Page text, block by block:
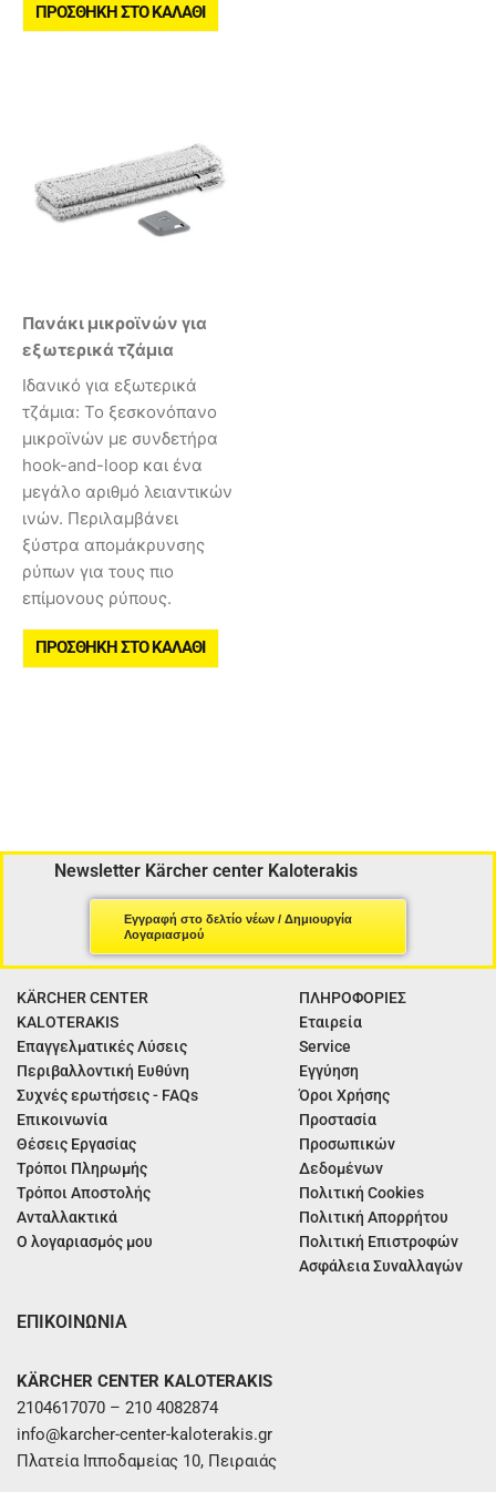
ΠΡΟΣΘΉΚΗ ΣΤΟ ΚΑΛΆΘΙ
Πανάκι μικροϊνών για
εξωτερικά τζάμια
Ιδανικό για εξωτερικά
τζάμια: Το ξεσκονόπανο
μικροϊνών με συνδετήρα
hook-and-loop και ένα
μεγάλο αριθμό λειαντικών
ινών. Περιλαμβάνει
ξύστρα απομάκρυνσης
ρύπων για τους πιο
επίμονους ρύπους.
ΠΡΟΣΘΉΚΗ ΣΤΟ ΚΑΛΆΘΙ
Newsletter Kärcher center Kaloterakis
Εγγραφή στο δελτίο νέων / Δημιουργία
Λογαριασμού
KÄRCHER CENTER
KALOTERAKIS
Επαγγελματικές Λύσεις
Περιβαλλοντική Ευθύνη
Συχνές ερωτήσεις - FAQs
Επικοινωνία
Θέσεις Εργασίας
Τρόποι Πληρωμής
Τρόποι Αποστολής
Ανταλλακτικά
Ο λογαριασμός μου
ΠΛΗΡΟΦΟΡΙΕΣ
Εταιρεία
Service
Εγγύηση
Όροι Χρήσης
Προστασία
Προσωπικών
Δεδομένων
Πολιτική Cookies
Πολιτική Απορρήτου
Πολιτική Επιστροφών
Ασφάλεια Συναλλαγών
ΕΠΙΚΟΙΝΩΝΙΑ
KÄRCHER CENTER KALOTERAKIS
2104617070 – 210 4082874
info@karcher-center-kaloterakis.gr
Πλατεία Ιπποδαμείας 10, Πειραιάς